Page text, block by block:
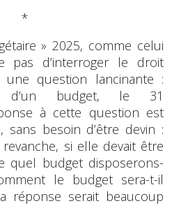
*
» 2025, comme celui
pas d’interroger le droit
une question lancinante :
d’un budget, le 31
à cette question est
sans besoin d’être devin :
si elle devait être
quel budget disposerons-
le budget sera-t-il
réponse serait beaucoup